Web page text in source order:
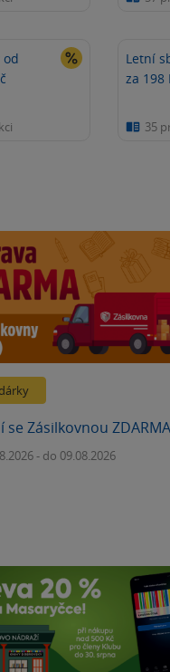
od
Letní
za 198
35
se Zásilkovnou
- do 09.08.2026